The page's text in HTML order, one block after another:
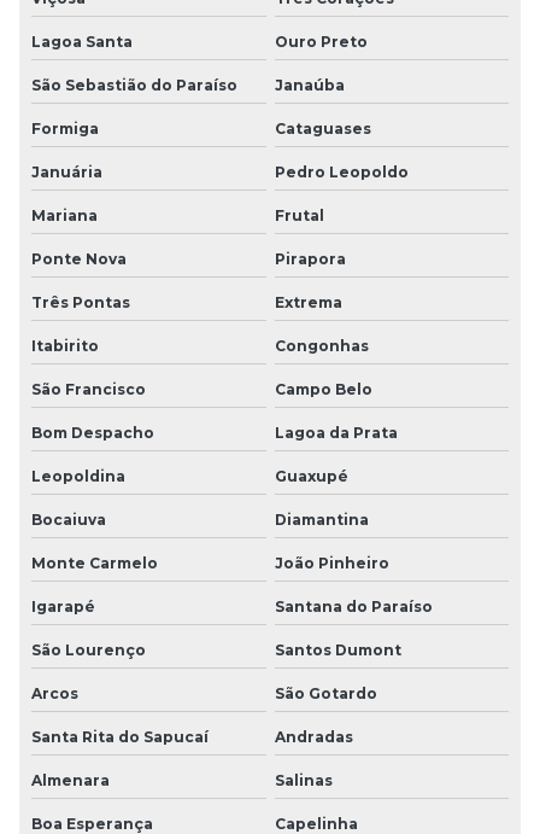
Lagoa Santa Ouro Preto
São Sebastião do Paraíso Janaúba
Formiga Cataguases
Januária Pedro Leopoldo
Mariana Frutal
Ponte Nova Pirapora
Três Pontas Extrema
Itabirito Congonhas
São Francisco Campo Belo
Bom Despacho Lagoa da Prata
Leopoldina Guaxupé
Bocaiuva Diamantina
Monte Carmelo João Pinheiro
Igarapé Santana do Paraíso
São Lourenço Santos Dumont
Arcos São Gotardo
Santa Rita do Sapucaí Andradas
Almenara Salinas
Boa Esperança Capelinha